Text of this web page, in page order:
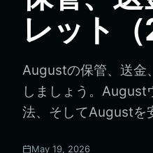
Español
Português (Brasil)
Español (Argentina)
レット
Augustの保管、送金
しましょう。August
法、そしてAugustを
May 19, 2026